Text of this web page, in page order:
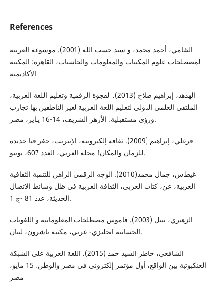
References
الشامي، أحمد محمد، و سيد حسب الله (2001). موسوعة العربية
لمصطلحات علوم المكتبات والمعلومات والحاسبات، القاهرة: المكتبة
الأكاديمية.
الهدهد، إبراهيم صلاح (2013). الفجوة الرقمية وتعليم اللغة العربية،
الملتقى العلمي الدولي لتعليم اللغة العربية لغير الناطقين بها تجارب
ورؤى مستقبلية، الأزهر الشريف، 14-16 يناير، مصر.
فرغلي، إبراهيم (2009). ثقافة إلكترونية، الإنترنت، جغرافيا جديدة
للزمان والمكان! مجلة العربي، العدد 607، يونيو.
غيطاس، جمال محمد(2010). الوجه الرقمي الراهن للتنمية الثقافية
العربية، عن، كتاب العربي، الثقافة العربية في ظل وسائط الاتصال
الحديثة، عدد 81 -ج 1.
الزهيري، نبيل (2003). قاموس مصطلحات المعلوماتية و اللغويات
الحسابية انجليزي- عربي، مكتبة ناشرون، لبنان.
الشافعي، خاطر السيد حمد (2015). اللغة العربية على الشبكة
العنكبوتية بين الواقع، أول مؤتمر إلكتروني في مصر والوطن، 15 مايو،
مصر